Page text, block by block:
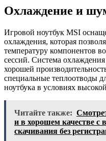
Охлаждение и
Игровой ноутбук MSI
охлаждения, которая
температуру компонентов
сессий. Система
хорошей
специальные теплоотводы
ноутбука в условиях
Читайте также:
и в хорошем качестве с
скачивания без